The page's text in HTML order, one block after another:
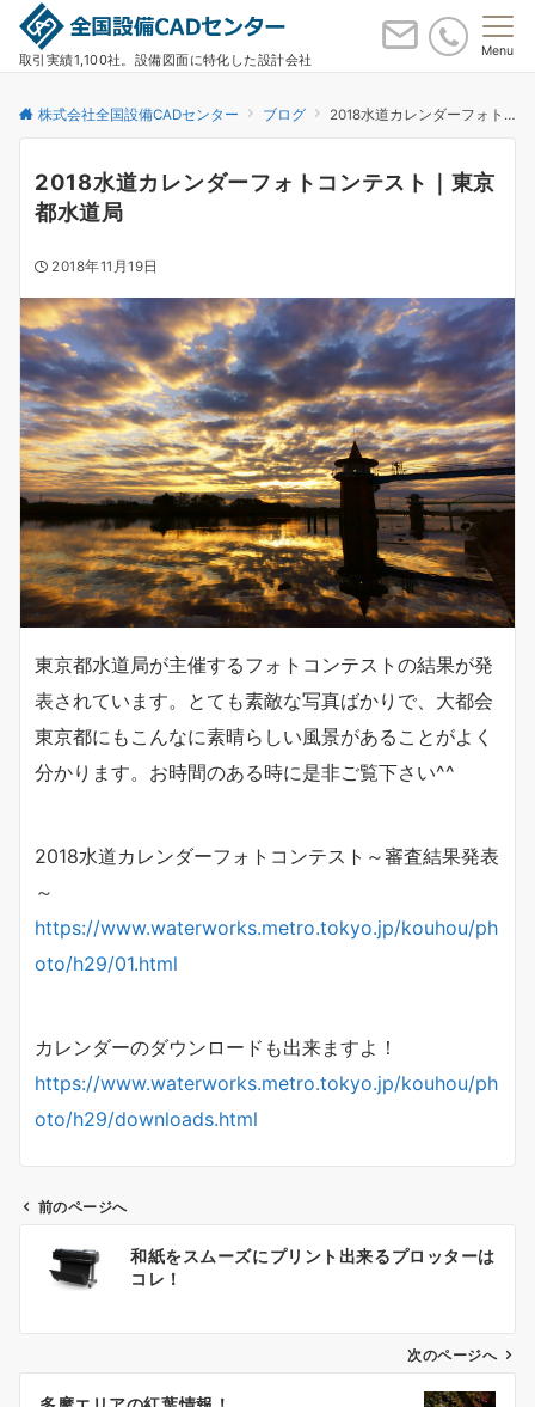
取引実績1,100社。設備図面に特化した設計会社
Menu
株式会社全国設備CADセンター ブログ 2018水道カレンダーフォトコンテスト｜東京都水道局
2018水道カレンダーフォトコンテスト｜東京
都水道局
2018年11月19日
東京都水道局が主催するフォトコンテストの結果が発
表されています。とても素敵な写真ばかりで、大都会
東京都にもこんなに素晴らしい風景があることがよく
分かります。お時間のある時に是非ご覧下さい^^
2018水道カレンダーフォトコンテスト～審査結果発表
～
https://www.waterworks.metro.tokyo.jp/kouhou/ph
oto/h29/01.html
カレンダーのダウンロードも出来ますよ！
https://www.waterworks.metro.tokyo.jp/kouhou/ph
oto/h29/downloads.html
前のページへ
和紙をスムーズにプリント出来るプロッターは
コレ！
次のページへ